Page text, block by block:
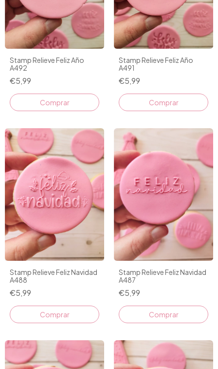
Stamp Relieve Feliz Año
A492
€5,99
Stamp Relieve Feliz Año
A491
€5,99
Stamp Relieve Feliz Navidad
A488
€5,99
Stamp Relieve Feliz Navidad
A487
€5,99